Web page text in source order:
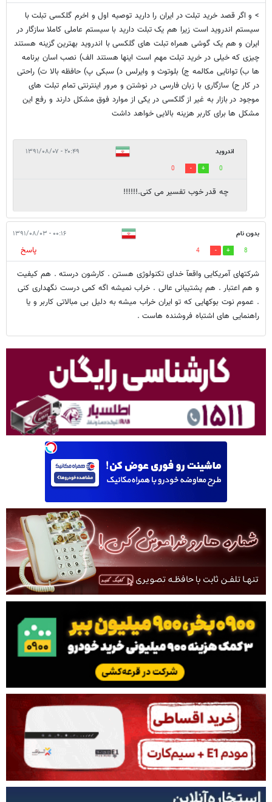
> و اگر قصد خرید تبلت در ایران را دارید توصیه اول و اخرم گلکسی تبلت با
سیستم اندروید است زیرا هم یک تبلت دارید با سیستم عاملی کاملا سازگار در
ایران و هم یک گوشی همراه تبلت های گلکسی با اندروید بهترین گزینه هستند
چیزی که خیلی در خرید تبلت مهم است اینها هستند الف) نصب اسان برنامه
ها ب) توانایی مکالمه ج) بلوتوث و وایرلس د) سبکی پ) حافظه بالا ت) راحتی
در کار ح) سازگاری با زبان فارسی در نوشتن و مرور اینترنتی تمام تبلت های
موجود در بازار به غیر از گلکسی در یکی از موارد فوق مشکل دارند و رفع این
مشکل ها برای کاربر هزینه بالایی خواهد داشت
اندروید ۲۰:۴۹ - ۱۳۹۱/۰۸/۰۷
0
0
چه قدر خوب تفسیر می کنی.!!!!!!
بدون نام ۰۰:۱۶ - ۱۳۹۱/۰۸/۰۳
8
4
پاسخ
شرکتهای آمریکایی واقعآ خدای تکنولوژی هستن . کارشون درسته . هم کیفیت
و هم اعتبار . هم پشتیبانی عالی . خراب نمیشه اگه کمی درست نگهداری کنی
. عموم نوت بوکهایی که تو ایران خراب میشه به دلیل بی مبالاتی کاربر و یا
راهنمایی های اشتباه فروشنده هاست .